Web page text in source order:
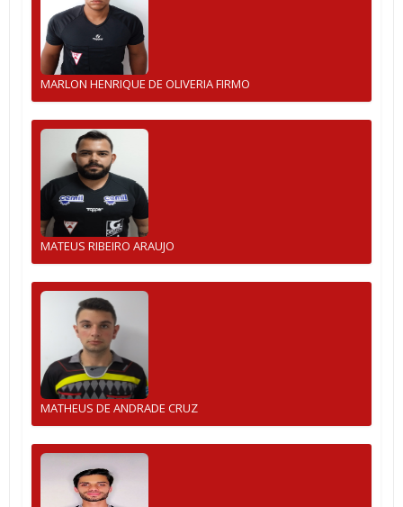
MARLON HENRIQUE DE OLIVERIA FIRMO
MATEUS RIBEIRO ARAUJO
MATHEUS DE ANDRADE CRUZ